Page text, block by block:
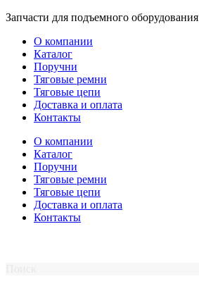
Перейти
содержимому
Запчасти для подъемного оборудования
О компании
Каталог
Поручни
Тяговые ремни
Тяговые цепи
Доставка и оплата
Контакты
О компании
Каталог
Поручни
Тяговые ремни
Тяговые цепи
Доставка и оплата
Контакты